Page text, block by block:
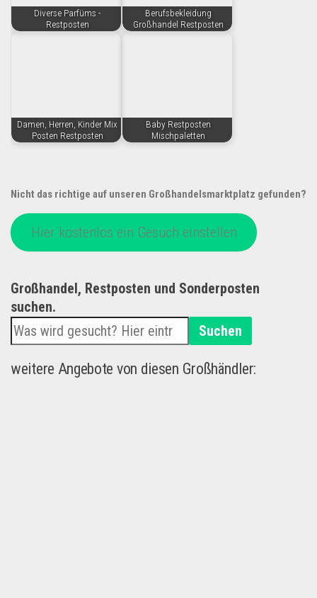
Diverse Parfüms -
Restposten
Berufsbekleidung
Großhandel Restposten
Damen, Herren, Kinder Mix
Posten Restposten
Baby Restposten
Mischpaletten
Nicht das richtige auf unseren Großhandelsmarktplatz gefunden?
Hier kostenlos ein Gesuch einstellen
Großhandel, Restposten und Sonderposten
suchen.
Suchen
weitere Angebote von diesen Großhändler: